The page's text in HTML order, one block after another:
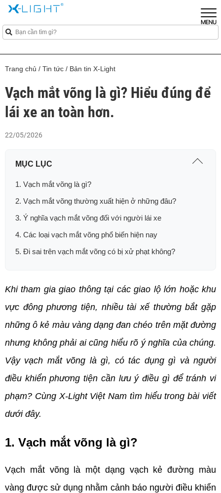
Trang chủ / Tin tức / Bản tin X-Light
Vạch mắt võng là gì? Hiểu đúng để
lái xe an toàn hơn.
22/05/2026
MỤC LỤC
1. Vạch mắt võng là gì?
2. Vạch mắt võng thường xuất hiện ở những đâu?
3. Ý nghĩa vạch mắt võng đối với người lái xe
4. Các loại vạch mắt võng phổ biến hiện nay
5. Đi sai trên vạch mắt võng có bị xử phạt không?
Khi tham gia giao thông tại các giao lộ lớn hoặc khu
vực đông phương tiện, nhiều tài xế thường bắt gặp
những ô kẻ màu vàng dạng đan chéo trên mặt đường
nhưng không phải ai cũng hiểu rõ ý nghĩa của chúng.
Vậy vạch mắt võng là gì, có tác dụng gì và người
điều khiển phương tiện cần lưu ý điều gì để tránh vi
phạm? Cùng X-Light Việt Nam tìm hiểu trong bài viết
dưới đây.
1. Vạch mắt võng là gì?
Vạch mắt võng là một dạng vạch kẻ đường màu
vàng được sử dụng nhằm cảnh báo người điều khiển